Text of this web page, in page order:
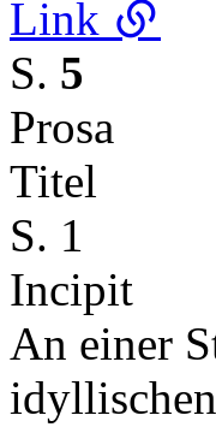
Link
S. 5
Prosa
Titel
S. 1
Incipit
An einer